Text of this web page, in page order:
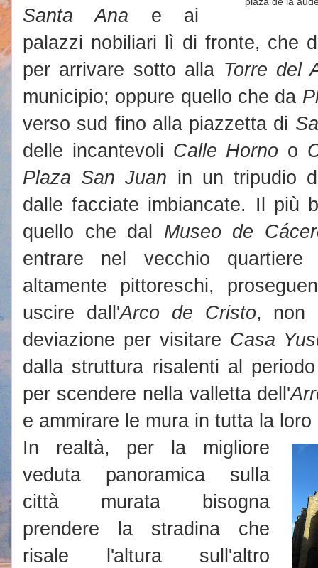
Santa Ana e ai
palazzi nobiliari lì di fronte, che
per arrivare sotto alla Torre del
municipio; oppure quello che da
verso sud fino alla piazzetta di
delle incantevoli Calle Horno o
Plaza San Juan in un tripudio
dalle facciate imbiancate. Il più
quello che dal Museo de
entrare nel vecchio
altamente pittoreschi,
uscire dall'Arco de Cristo, non
deviazione per visitare Casa
dalla struttura risalenti al
per scendere nella valletta dell'
e ammirare le mura in tutta la
In realtà, per la migliore
veduta panoramica sulla
città murata bisogna
prendere la stradina che
risale l'altura sull'altro